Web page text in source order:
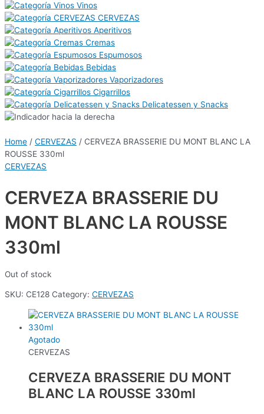
Vinos
CERVEZAS
Aperitivos
Cremas
Espumosos
Bebidas
Vaporizadores
Cigarrillos
Delicatessen y Snacks
Home / CERVEZAS / CERVEZA BRASSERIE DU MONT BLANC LA
ROUSSE 330ml
CERVEZAS
CERVEZA BRASSERIE DU
MONT BLANC LA ROUSSE
330ml
Out of stock
SKU: CE128 Category: CERVEZAS
Agotado
CERVEZAS
CERVEZA BRASSERIE DU MONT
BLANC LA ROUSSE 330ml